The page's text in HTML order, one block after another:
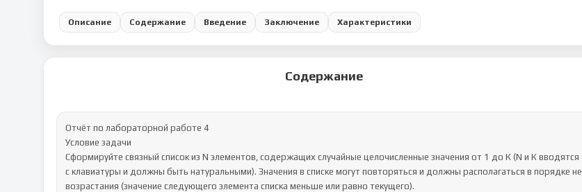
Описание Содержание Введение Заключение Характеристики
Содержание
Отчёт по лабораторной работе 4
Условие задачи
Сформируйте связный список из N элементов, содержащих случайные целочисленные значения от 1 до К (N и К вводятся
с клавиатуры и должны быть натуральными). Значения в списке могут повторяться и должны располагаться в порядке не
возрастания (значение следующего элемента списка меньше или равно текущего).